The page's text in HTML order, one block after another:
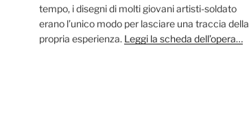
tempo, i disegni di molti giovani artisti-soldato
erano l’unico modo per lasciare una traccia della
propria esperienza. Leggi la scheda dell’opera…